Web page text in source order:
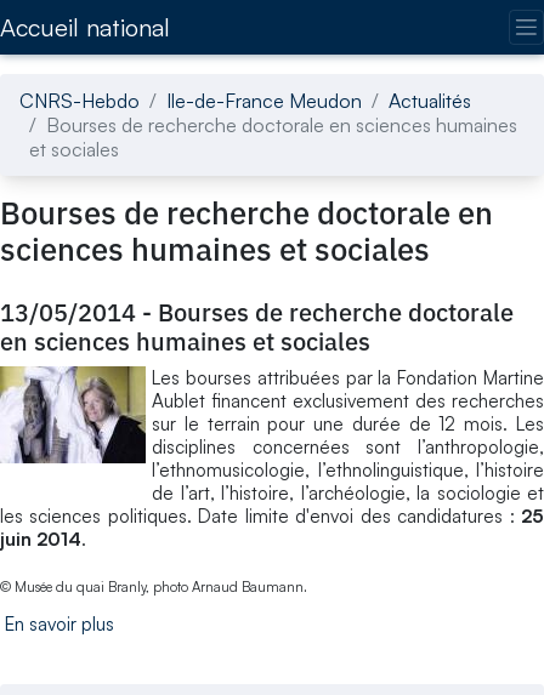
Accueil national
CNRS-Hebdo Ile-de-France Meudon
Actualités
Bourses de recherche doctorale en sciences humaines
et sociales
Bourses de recherche doctorale en
sciences humaines et sociales
13/05/2014 - Bourses de recherche doctorale
en sciences humaines et sociales
Les bourses attribuées par la Fondation Martine
Aublet financent exclusivement des recherches
sur le terrain pour une durée de 12 mois. Les
disciplines concernées sont l’anthropologie,
l’ethnomusicologie, l’ethnolinguistique, l’histoire
de l’art, l’histoire, l’archéologie, la sociologie et
les sciences politiques. Date limite d'envoi des candidatures : 25
juin 2014.
© Musée du quai Branly, photo Arnaud Baumann.
En savoir plus